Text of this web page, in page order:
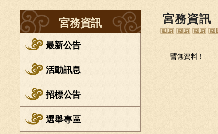
宮務資訊
最新公告
活動訊息
招標公告
選舉專區
宮務資訊
暫無資料！